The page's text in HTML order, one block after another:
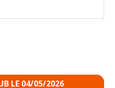
LE 04/05/2026